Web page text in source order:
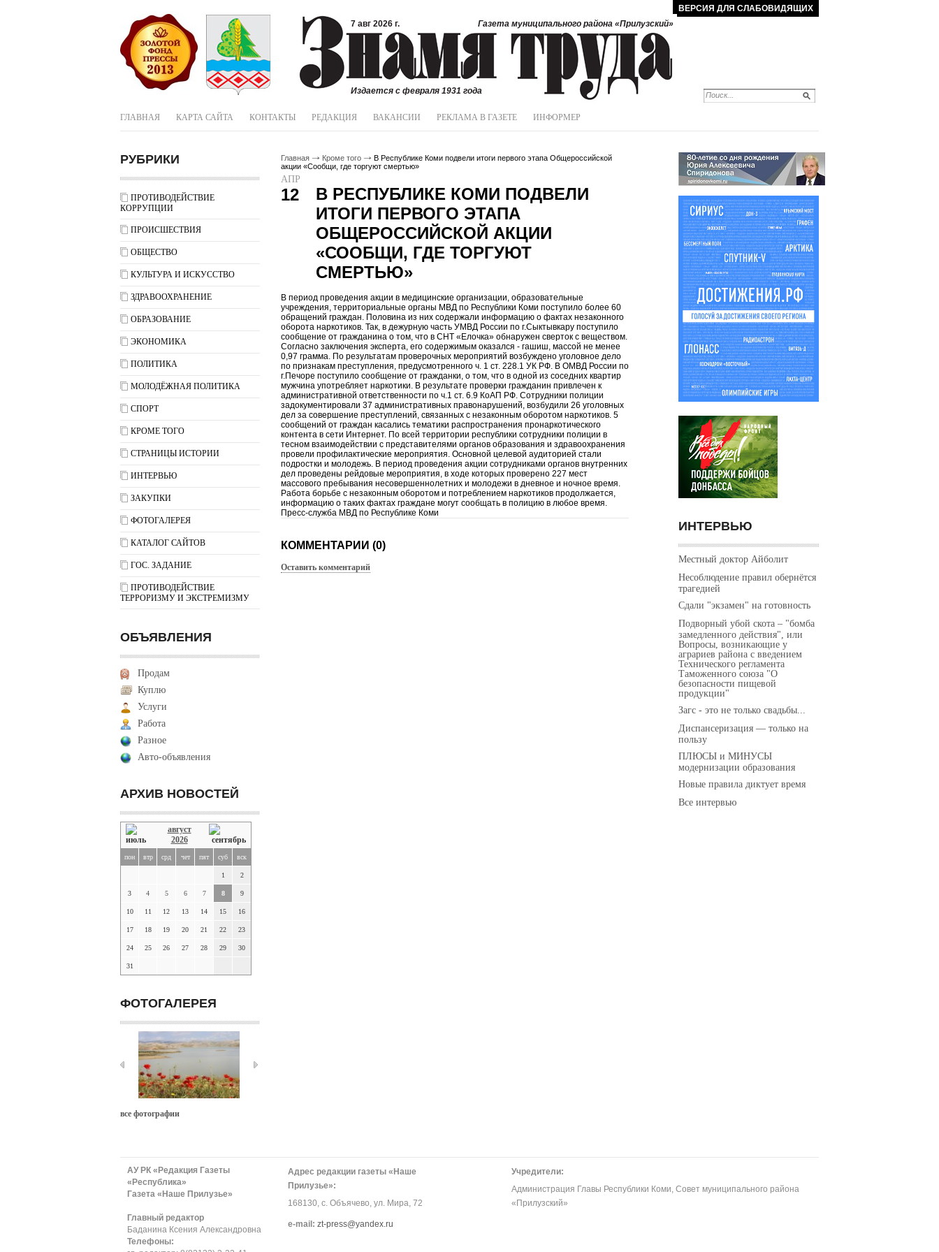
ВЕРСИЯ ДЛЯ СЛАБОВИДЯЩИХ
7 авг 2026 г.
Газета муниципального района «Прилузский»
Издается с февраля 1931 года
ГЛАВНАЯ КАРТА САЙТА КОНТАКТЫ РЕДАКЦИЯ ВАКАНСИИ РЕКЛАМА В ГАЗЕТЕ ИНФОРМЕР
РУБРИКИ
ПРОТИВОДЕЙСТВИЕ
КОРРУПЦИИ
ПРОИСШЕСТВИЯ
ОБЩЕСТВО
КУЛЬТУРА И ИСКУССТВО
ЗДРАВООХРАНЕНИЕ
ОБРАЗОВАНИЕ
ЭКОНОМИКА
ПОЛИТИКА
МОЛОДЁЖНАЯ ПОЛИТИКА
СПОРТ
КРОМЕ ТОГО
СТРАНИЦЫ ИСТОРИИ
ИНТЕРВЬЮ
ЗАКУПКИ
ФОТОГАЛЕРЕЯ
КАТАЛОГ САЙТОВ
ГОС. ЗАДАНИЕ
ПРОТИВОДЕЙСТВИЕ
ТЕРРОРИЗМУ И ЭКСТРЕМИЗМУ
ОБЪЯВЛЕНИЯ
Продам
Куплю
Услуги
Работа
Разное
Авто-объявления
АРХИВ НОВОСТЕЙ
август
2026
пон втр срд чет пят суб вск
1 2
3 4 5 6 7 8 9
10 11 12 13 14 15 16
17 18 19 20 21 22 23
24 25 26 27 28 29 30
31
ФОТОГАЛЕРЕЯ
все фотографии
Главная Кроме того
В Республике Коми подвели итоги первого этапа Общероссийской
акции «Сообщи, где торгуют смертью»
АПР
12
В РЕСПУБЛИКЕ КОМИ ПОДВЕЛИ
ИТОГИ ПЕРВОГО ЭТАПА
ОБЩЕРОССИЙСКОЙ АКЦИИ
«СООБЩИ, ГДЕ ТОРГУЮТ
СМЕРТЬЮ»
В период проведения акции в медицинские организации, образовательные
учреждения, территориальные органы МВД по Республики Коми поступило более 60
обращений граждан. Половина из них содержали информацию о фактах незаконного
оборота наркотиков. Так, в дежурную часть УМВД России по г.Сыктывкару поступило
сообщение от гражданина о том, что в СНТ «Елочка» обнаружен сверток с веществом.
Согласно заключения эксперта, его содержимым оказался - гашиш, массой не менее
0,97 грамма. По результатам проверочных мероприятий возбуждено уголовное дело
по признакам преступления, предусмотренного ч. 1 ст. 228.1 УК РФ. В ОМВД России по
г.Печоре поступило сообщение от гражданки, о том, что в одной из соседних квартир
мужчина употребляет наркотики. В результате проверки гражданин привлечен к
административной ответственности по ч.1 ст. 6.9 КоАП РФ. Сотрудники полиции
задокументировали 37 административных правонарушений, возбудили 26 уголовных
дел за совершение преступлений, связанных с незаконным оборотом наркотиков. 5
сообщений от граждан касались тематики распространения пронаркотического
контента в сети Интернет. По всей территории республики сотрудники полиции в
тесном взаимодействии с представителями органов образования и здравоохранения
провели профилактические мероприятия. Основной целевой аудиторией стали
подростки и молодежь. В период проведения акции сотрудниками органов внутренних
дел проведены рейдовые мероприятия, в ходе которых проверено 227 мест
массового пребывания несовершеннолетних и молодежи в дневное и ночное время.
Работа борьбе с незаконным оборотом и потреблением наркотиков продолжается,
информацию о таких фактах граждане могут сообщать в полицию в любое время.
Пресс-служба МВД по Республике Коми
КОММЕНТАРИИ (0)
Оставить комментарий
ИНТЕРВЬЮ
Местный доктор Айболит
Несоблюдение правил обернётся
трагедией
Сдали "экзамен" на готовность
Подворный убой скота – "бомба
замедленного действия", или
Вопросы, возникающие у
аграриев района с введением
Технического регламента
Таможенного союза "О
безопасности пищевой
продукции"
Загс - это не только свадьбы...
Диспансеризация — только на
пользу
ПЛЮСЫ и МИНУСЫ
модернизации образования
Новые правила диктует время
Все интервью
АУ РК «Редакция Газеты
«Республика»
Газета «Наше Прилузье»
Главный редактор
Баданина Ксения Александровна
Телефоны:
Адрес редакции газеты «Наше
Прилузье»:
168130, с. Объячево, ул. Мира, 72
е-mail: zt-press@yandex.ru
Учредители:
Администрация Главы Республики Коми, Совет муниципального района
«Прилузский»